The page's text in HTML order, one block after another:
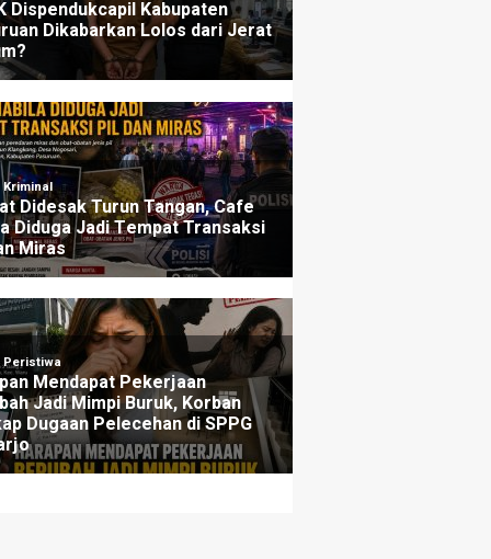
yang lalu